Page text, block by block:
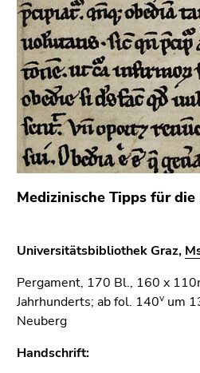
Sie diesen
Link.
Zum
Inhalt
(Zugriffstaste
1)
Zur
Positionsanzeige
(Zugriffstaste
Hauptnavigation
3)
Zu
den
Zusatzinformationen
Medizinische Tipps für
Universitätsbibliothek Graz,
Pergament, 170 Bl., 160 x
Jahrhunderts; ab fol. 140v um
Neuberg
Handschrift: